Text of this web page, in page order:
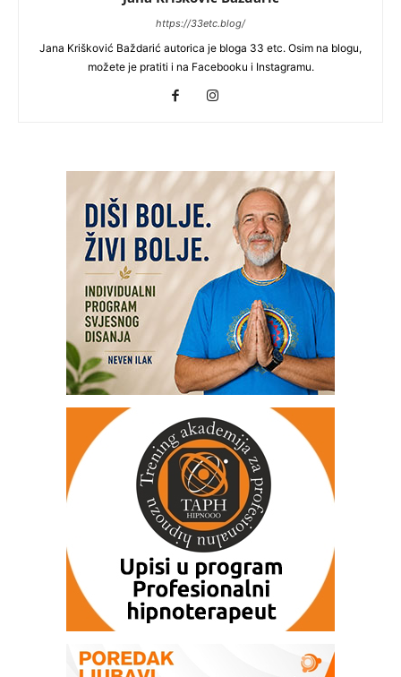
https://33etc.blog/
Jana Krišković Baždarić autorica je bloga 33 etc. Osim na blogu,
možete je pratiti i na Facebooku i Instagramu.